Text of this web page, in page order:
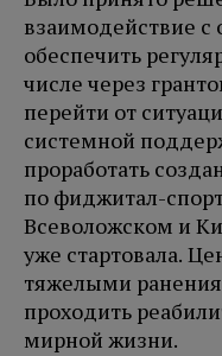
взаимодействие с
обеспечить
числе через
перейти от
системной
проработать
по фиджитал-
Всеволожском и
уже стартовала.
тяжелыми
проходить
мирной жизни.